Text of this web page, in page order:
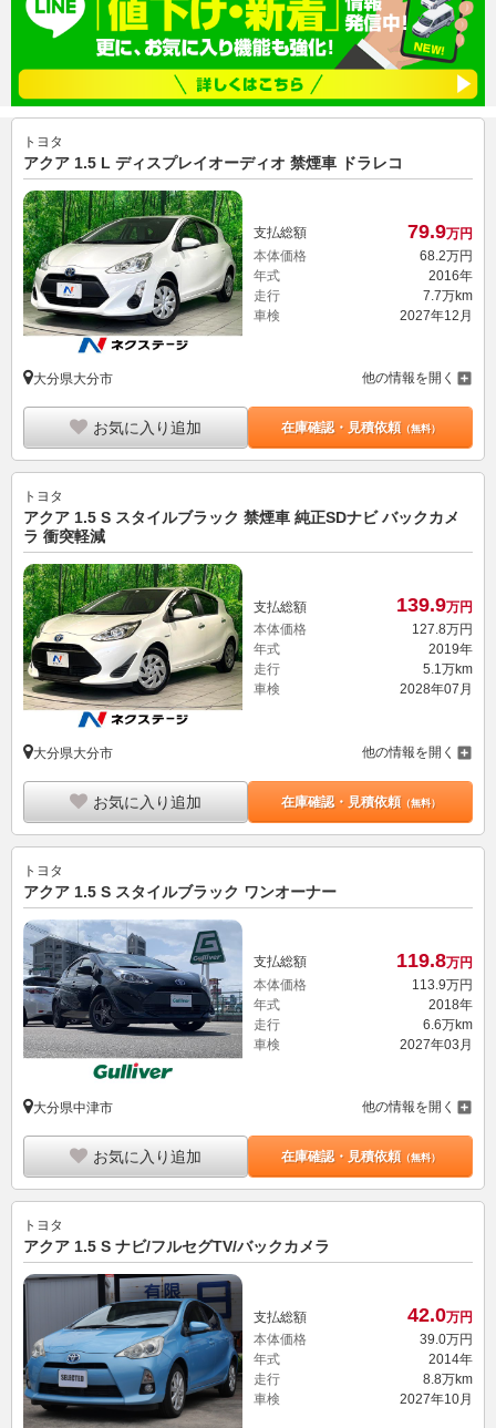
トヨタ
アクア 1.5 L ディスプレイオーディオ 禁煙車 ドラレコ
支払総額 79.9万円
本体価格
68. 2万円
年式
2016年
走行
7.7万km
車検
2027年12月
大分県大分市 他の情報を開く
お気に入り追加 在庫確認・見積依頼（無料）
トヨタ
アクア 1.5 S スタイルブラック 禁煙車 純正SDナビ バックカメ
ラ 衝突軽減
支払総額 139.9万円
本体価格
127.8万円
年式
2019年
走行
5.1万km
車検
2028年07月
大分県大分市 他の情報を開く
お気に入り追加 在庫確認・見積依頼（無料）
トヨタ
アクア 1.5 S スタイルブラック ワンオーナー
支払総額 119.8万円
本体価格
113. 9万円
年式
2018年
走行
6.6万km
車検
2027年03月
大分県中津市 他の情報を開く
お気に入り追加 在庫確認・見積依頼（無料）
トヨタ
アクア 1.5 S ナビ/フルセグTV/バックカメラ
支払総額 42.0万円
本体価格
39.0万円
年式
2014年
走行
8.8万km
車検
2027年10月